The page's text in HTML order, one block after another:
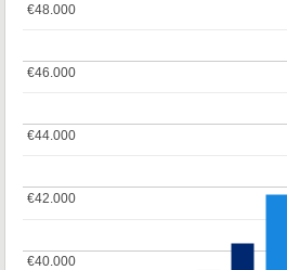
€40.000
€40.000
€42.000
€42.000
€44.000
€44.000
€46.000
€46.000
€48.000
€48.000